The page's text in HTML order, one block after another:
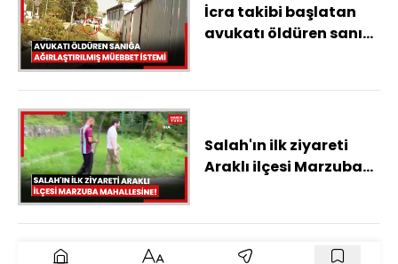
İcra takibi başlatan
avukatı öldüren sanık
Salah'ın ilk ziyareti
Araklı ilçesi Marzuba